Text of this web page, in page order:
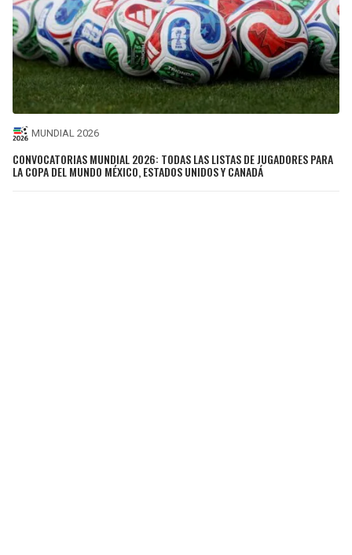
MUNDIAL 2026
CONVOCATORIAS MUNDIAL 2026: TODAS LAS LISTAS DE JUGADORES PARA
LA COPA DEL MUNDO MÉXICO, ESTADOS UNIDOS Y CANADÁ